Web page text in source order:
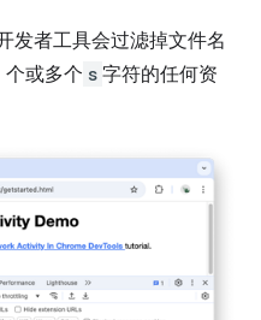
发者工具会过滤掉文件名
个或多个 s 字符的任何资